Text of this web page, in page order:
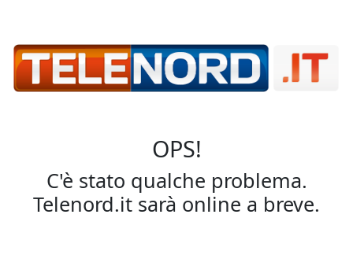
OPS!
C'è stato qualche problema.
Telenord.it sarà online a breve.